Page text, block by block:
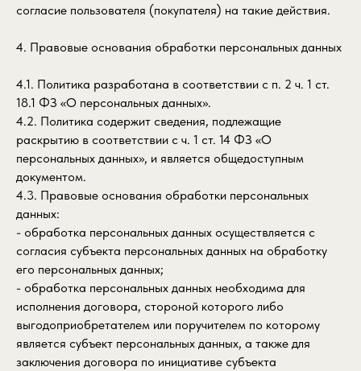
согласие пользователя (покупателя) на такие действия.
4. Правовые основания обработки персональных данных
4.1. Политика разработана в соответствии с п. 2 ч. 1 ст.
18.1 ФЗ «О персональных данных».
4.2. Политика содержит сведения, подлежащие
раскрытию в соответствии с ч. 1 ст. 14 ФЗ «О
персональных данных», и является общедоступным
документом.
4.3. Правовые основания обработки персональных
данных:
- обработка персональных данных осуществляется с
согласия субъекта персональных данных на обработку
его персональных данных;
- обработка персональных данных необходима для
исполнения договора, стороной которого либо
выгодоприобретателем или поручителем по которому
является субъект персональных данных, а также для
заключения договора по инициативе субъекта